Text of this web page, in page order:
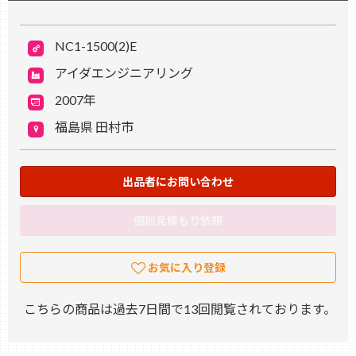
NC1-1500(2)E
アイダエンジニアリング
2007年
福島県 田村市
出品者にお問い合わせ
お気に入り登録
こちらの商品は過去7日間で13回閲覧されております。